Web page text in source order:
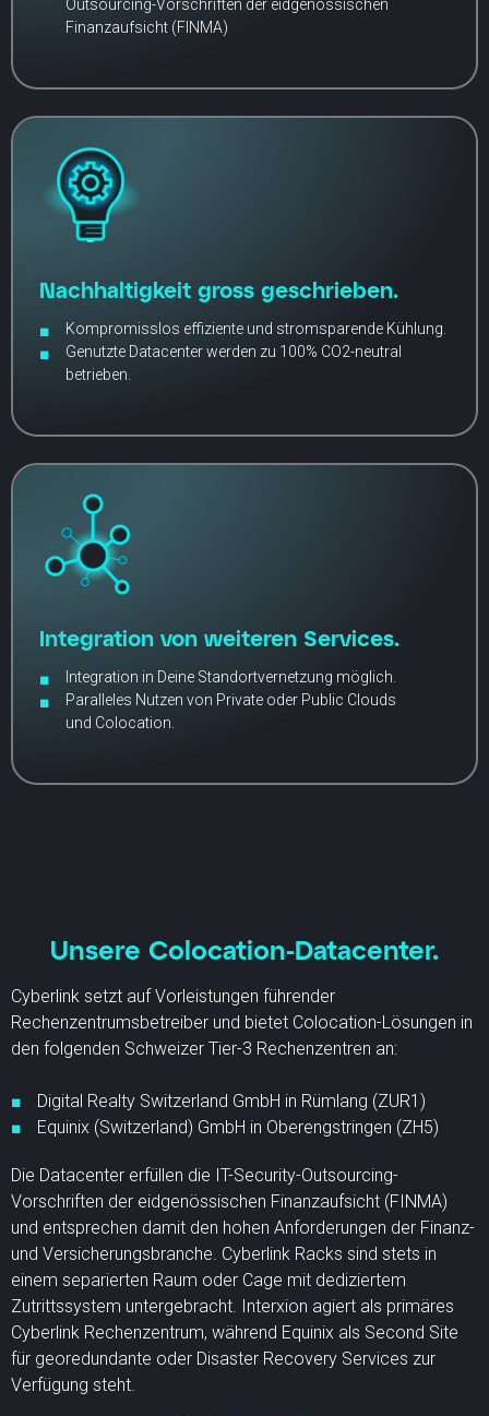
Outsourcing-Vorschriften der eidgenössischen
Finanzaufsicht (FINMA)
Nachhaltigkeit gross geschrieben.
Kompromisslos effiziente und stromsparende Kühlung.
Genutzte Datacenter werden zu 100% CO2-neutral
betrieben.
Integration von weiteren Services.
Integration in Deine Standortvernetzung möglich.
Paralleles Nutzen von Private oder Public Clouds
und Colocation.
Unsere Colocation-Datacenter.
Cyberlink setzt auf Vorleistungen führender
Rechenzentrumsbetreiber und bietet Colocation-Lösungen in
den folgenden Schweizer Tier-3 Rechenzentren an:
Digital Realty Switzerland GmbH in Rümlang (ZUR1)
Equinix (Switzerland) GmbH in Oberengstringen (ZH5)
Die Datacenter erfüllen die IT-Security-Outsourcing-
Vorschriften der eidgenössischen Finanzaufsicht (FINMA)
und entsprechen damit den hohen Anforderungen der Finanz-
und Versicherungsbranche. Cyberlink Racks sind stets in
einem separierten Raum oder Cage mit dediziertem
Zutrittssystem untergebracht. Interxion agiert als primäres
Cyberlink Rechenzentrum, während Equinix als Second Site
für georedundante oder Disaster Recovery Services zur
Verfügung steht.